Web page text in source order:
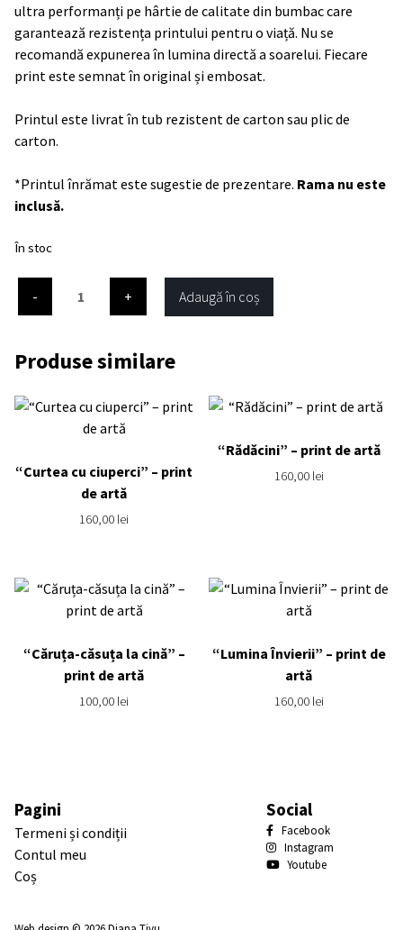
ultra performanți pe hârtie de calitate din bumbac care
garantează rezistența printului pentru o viață. Nu se
recomandă expunerea în lumina directă a soarelui. Fiecare
print este semnat în original și embosat.
Printul este livrat în tub rezistent de carton sau plic de
carton.
*Printul înrămat este sugestie de prezentare. Rama nu este
inclusă.
În stoc
–
print
artă
Adaugă în coș
Produse similare
“Curtea cu ciuperci” – print
de artă
160,00 lei
“Rădăcini” – print de artă
160,00 lei
“Căruța-căsuța la cină” –
print de artă
100,00 lei
“Lumina Învierii” – print de
artă
160,00 lei
Pagini
Termeni și condiții
Contul meu
Coș
Social
Facebook
Instagram
Youtube